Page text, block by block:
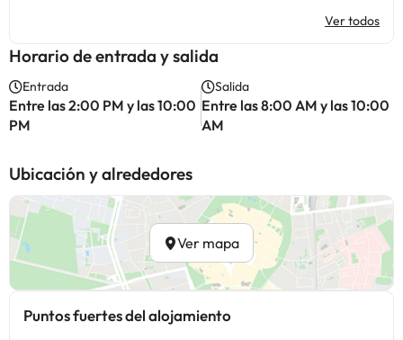
Ver todos
Horario de entrada y salida
Entrada
Entre las 2:00 PM y las 10:00
PM
Salida
Entre las 8:00 AM y las 10:00
AM
Ubicación y alrededores
Ver mapa
Puntos fuertes del alojamiento